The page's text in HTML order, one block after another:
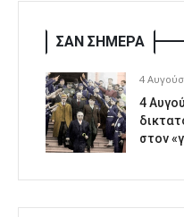
ΣΑΝ ΣΗΜΕΡΑ
4
4
στον